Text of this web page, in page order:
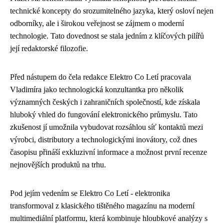
technické koncepty do srozumitelného jazyka, který osloví nejen
odborníky, ale i širokou veřejnost se zájmem o moderní
technologie. Tato dovednost se stala jedním z klíčových pilířů
její redaktorské filozofie.
Před nástupem do čela redakce Elektro Co Letí pracovala
Vladimíra jako technologická konzultantka pro několik
významných českých i zahraničních společností, kde získala
hluboký vhled do fungování elektronického průmyslu. Tato
zkušenost jí umožnila vybudovat rozsáhlou síť kontaktů mezi
výrobci, distributory a technologickými inovátory, což dnes
časopisu přináší exkluzivní informace a možnost první recenze
nejnovějších produktů na trhu.
Pod jejím vedením se Elektro Co Letí - elektronika
transformoval z klasického tištěného magazínu na moderní
multimediální platformu, která kombinuje hloubkové analýzy s